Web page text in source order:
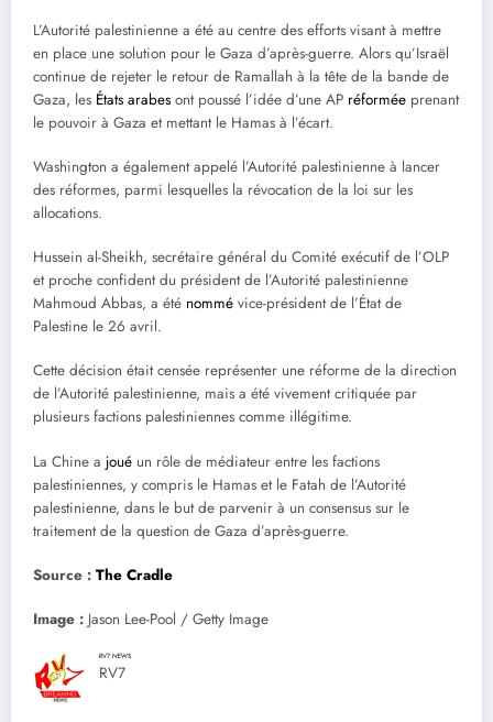
L’Autorité palestinienne a été au centre des efforts visant à mettre
en place une solution pour le Gaza d’après-guerre. Alors qu’Israël
continue de rejeter le retour de Ramallah à la tête de la bande de
Gaza, les États arabes ont poussé l’idée d’une AP réformée prenant
le pouvoir à Gaza et mettant le Hamas à l’écart.
Washington a également appelé l’Autorité palestinienne à lancer
des réformes, parmi lesquelles la révocation de la loi sur les
allocations.
Hussein al-Sheikh, secrétaire général du Comité exécutif de l’OLP
et proche confident du président de l’Autorité palestinienne
Mahmoud Abbas, a été nommé vice-président de l’État de
Palestine le 26 avril.
Cette décision était censée représenter une réforme de la direction
de l’Autorité palestinienne, mais a été vivement critiquée par
plusieurs factions palestiniennes comme illégitime.
La Chine a joué un rôle de médiateur entre les factions
palestiniennes, y compris le Hamas et le Fatah de l’Autorité
palestinienne, dans le but de parvenir à un consensus sur le
traitement de la question de Gaza d’après-guerre.
Source : The Cradle
Image : Jason Lee-Pool / Getty Image
RV7 NEWS
RV7